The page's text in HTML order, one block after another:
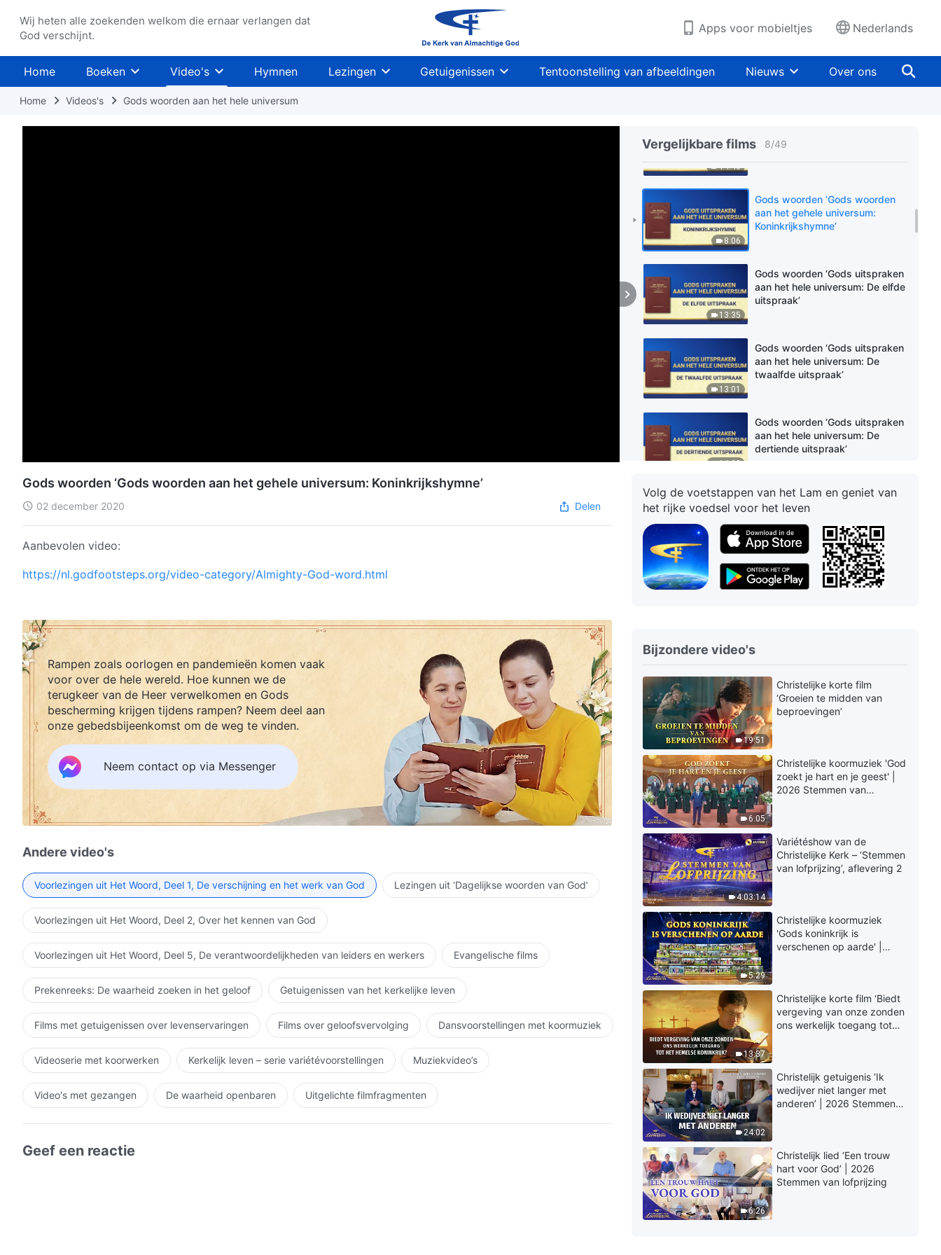
Wij heten alle zoekenden welkom die ernaar verlangen dat
God verschijnt.
Apps voor mobieltjes Nederlands
Home Boeken Video's Hymnen Lezingen Getuigenissen Tentoonstelling van afbeeldingen Nieuws Over ons
Home Videos's Gods woorden aan het hele universum
Vergelijkbare films 8/49
universum: De negende
uitspraak’
14:46
aan het hele universum: De
tiende uitspraak’
8:06
Gods woorden ‘Gods woorden
aan het gehele universum:
Koninkrijkshymne‌’
13:35
Gods woorden ‘Gods uitspraken
aan het hele universum: De elfde
uitspraak’
13:01
Gods woorden ‘Gods uitspraken
aan het hele universum: De
twaalfde uitspraak’
14:08
Gods woorden ‘Gods uitspraken
aan het hele universum: De
dertiende uitspraak’
12:55
Gods woorden ‘Gods uitspraken
aan het hele universum: De
veertiende uitspraak’
Gods woorden ‘Gods uitspraken
aan het hele universum: De
12:30
uitspraak’
16:55
Gods woorden ‘Gods uitspraken
aan het hele universum: De
achttiende uitspraak’
15:31
Gods woorden ‘Gods uitspraken
aan het hele universum: De
negentiende uitspraak’
14:27
Gods woorden ‘Gods uitspraken
aan het hele universum: De
twintigste uitspraak’
14:43
Gods woorden ‘Gods uitspraken
aan het hele universum: De
eenentwintigste uitspraak’
15:03
Gods woorden ‘Gods uitspraken
aan het hele universum: De
tweeëntwintigste uitspraak’
5:46
Gods woorden | ‘Gods woorden
aan het gehele universum :
Verheug jullie, alle volken!’
13:29
Gods woorden ‘Gods uitspraken
aan het hele universum: De
zesentwintigste uitspraak’
Gods woorden ‘Gods woorden aan het gehele universum: Koninkrijkshymne‌’
02 december 2020 Delen
Aanbevolen video:
https://nl.godfootsteps.org/video-category/Almighty-God-word.html
Rampen zoals oorlogen en pandemieën komen vaak
voor over de hele wereld. Hoe kunnen we de
terugkeer van de Heer verwelkomen en Gods
bescherming krijgen tijdens rampen? Neem deel aan
onze gebedsbijeenkomst om de weg te vinden.
Neem contact op via Messenger
Andere video's
Voorlezingen uit Het Woord, Deel 1, De verschijning en het werk van God Lezingen uit ‘Dagelijkse woorden van God’
Voorlezingen uit Het Woord, Deel 2, Over het kennen van God
Voorlezingen uit Het Woord, Deel 5, De verantwoordelijkheden van leiders en werkers Evangelische films
Prekenreeks: De waarheid zoeken in het geloof Getuigenissen van het kerkelijke leven
Films met getuigenissen over levenservaringen Films over geloofsvervolging Dansvoorstellingen met koormuziek
Videoserie met koorwerken Kerkelijk leven – serie variétévoorstellingen Muziekvideo’s
Video's met gezangen De waarheid openbaren Uitgelichte filmfragmenten
Geef een reactie
Volg de voetstappen van het Lam en geniet van
het rijke voedsel voor het leven
Bijzondere video's
19:51
Christelijke korte film
‘Groeien te midden van
beproevingen’
6:05
Christelijke koormuziek 'God
zoekt je hart en je geest' |
2026 Stemmen van
4:03:14
Variétéshow van de
Christelijke Kerk – ‘Stemmen
van lofprijzing’, aflevering 2
5:29
Christelijke koormuziek
'Gods koninkrijk is
verschenen op aarde' |
13:37
Christelijke korte film ‘Biedt
vergeving van onze zonden
ons werkelijk toegang tot
24:02
Christelijk getuigenis ‘Ik
wedijver niet langer met
anderen’ | 2026 Stemmen
6:26
Christelijk lied ‘Een trouw
hart voor God’ | 2026
Stemmen van lofprijzing